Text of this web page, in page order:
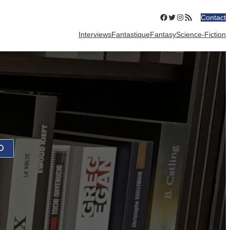
Facebook
Twitter
Instagram
Flux RSSContact
InterviewsFantastiqueFantasyScience-Fiction